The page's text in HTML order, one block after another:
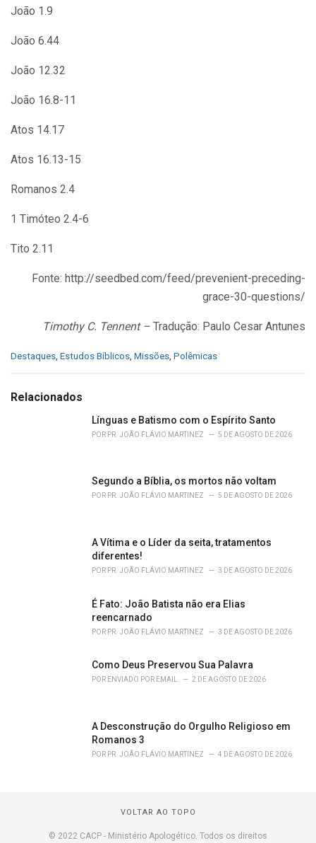
João 1.9
João 6.44
João 12.32
João 16.8-11
Atos 14.17
Atos 16.13-15
Romanos 2.4
1 Timóteo 2.4-6
Tito 2.11
Fonte: http://seedbed.com/feed/prevenient-preceding-
grace-30-questions/
Timothy C. Tennent – Tradução: Paulo Cesar Antunes
C
e
Destaques, Estudos Bíblicos, Missões, Polêmicas
Relacionados
Línguas e Batismo com o Espírito Santo
POR PR. JOÃO FLÁVIO MARTINEZ 5 DE AGOSTO DE 2026
Segundo a Bíblia, os mortos não voltam
POR PR. JOÃO FLÁVIO MARTINEZ 5 DE AGOSTO DE 2026
A Vítima e o Líder da seita, tratamentos
diferentes!
POR PR. JOÃO FLÁVIO MARTINEZ 3 DE AGOSTO DE 2026
É Fato: João Batista não era Elias
reencarnado
POR PR. JOÃO FLÁVIO MARTINEZ 3 DE AGOSTO DE 2026
Como Deus Preservou Sua Palavra
POR ENVIADO POR EMAIL 2 DE AGOSTO DE 2026
A Desconstrução do Orgulho Religioso em
Romanos 3
POR PR. JOÃO FLÁVIO MARTINEZ 4 DE AGOSTO DE 2026
VOLTAR AO TOPO
© 2022 CACP - Ministério Apologético. Todos os direitos